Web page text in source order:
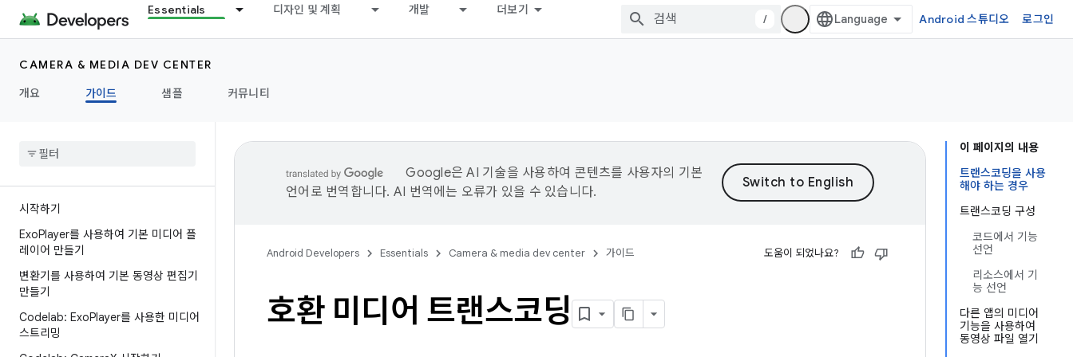
Essentials 디자인 및 계획 개발 더보기
/ Android 스튜디오 로그인
CAMERA & MEDIA DEV CENTER
개요
가이드 샘플 커뮤니티
시작하기
ExoPlayer를 사용하여 기본 미디어 플
레이어 만들기
변환기를 사용하여 기본 동영상 편집기
만들기
Codelab: ExoPlayer를 사용한 미디어
스트리밍
이 페이지의 내용
트랜스코딩을 사용
해야 하는 경우
트랜스코딩 구성
코드에서 기능
선언
리소스에서 기
능 선언
다른 앱의 미디어
기능을 사용하여
동영상 파일 열기
Google은 AI 기술을 사용하여 콘텐츠를 사용자의 기본
언어로 번역합니다. AI 번역에는 오류가 있을 수 있습니다.
Android Developers Essentials Camera & media dev center 가이드 도움이 되었나요?
호환 미디어 트랜스코딩